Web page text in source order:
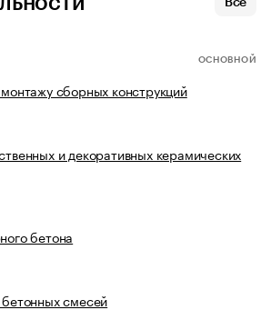
Все
ОСНОВНОЙ
сборных конструкций
и декоративных керамических
бетона
смесей